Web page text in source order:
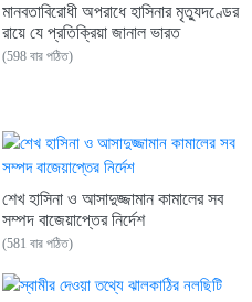
মানবতাবিরোধী অপরাধে হাসিনার মৃত্যুদণ্ডের
রায়ে যে প্রতিক্রিয়া জানাল ভারত
(598 বার পঠিত)
শেখ হাসিনা ও আসাদুজ্জামান কামালের সব
সম্পদ বাজেয়াপ্তের নির্দেশ
(581 বার পঠিত)